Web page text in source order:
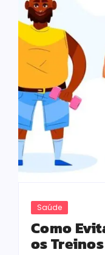
Saúde
Como
os Treinos